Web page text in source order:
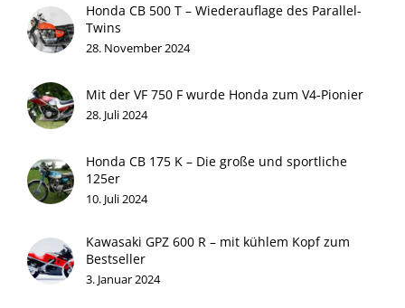
Honda CB 500 T – Wiederauflage des Parallel-
Twins
28. November 2024
Mit der VF 750 F wurde Honda zum V4-Pionier
28. Juli 2024
Honda CB 175 K – Die große und sportliche
125er
10. Juli 2024
Kawasaki GPZ 600 R – mit kühlem Kopf zum
Bestseller
3. Januar 2024